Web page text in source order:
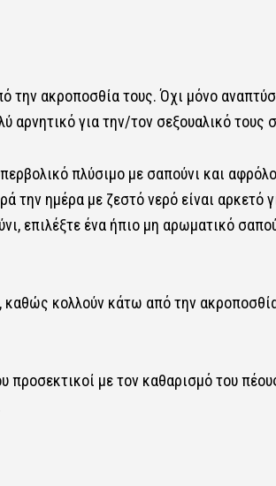
την ακροποσθία τους. Όχι μόνο
αρνητικό για την/τον σεξουαλικό τους
πλύσιμο με σαπούνι και
την ημέρα με ζεστό νερό είναι αρκετό
επιλέξτε ένα ήπιο μη αρωματικό
κολλούν κάτω από την
προσεκτικοί με τον καθαρισμό του